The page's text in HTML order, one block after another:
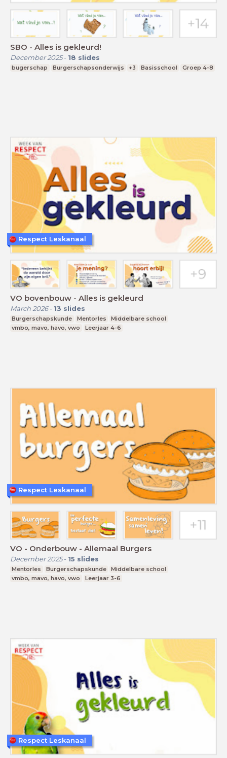
SBO - Alles is gekleurd!
December 2025- 18 slides
bugerschap Burgerschapsonderwijs +3 Basisschool Groep 4-8
VO bovenbouw - Alles is gekleurd
March 2026- 13 slides
Burgerschapskunde Mentorles
Middelbare school
vmbo, mavo, havo, vwo
Leerjaar 4-6
Respect Leskanaal
VO - Onderbouw - Allemaal Burgers
December 2025- 15 slides
Mentorles Burgerschapskunde
Middelbare school
vmbo, mavo, havo, vwo
Leerjaar 3-6
Respect Leskanaal
Respect Leskanaal